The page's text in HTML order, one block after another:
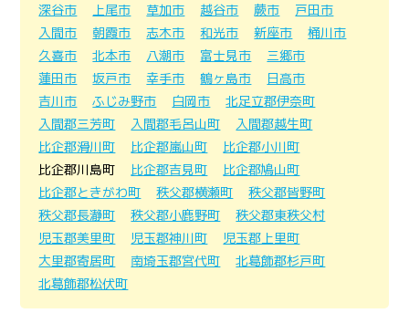
深谷市
上尾市 草加市 越谷市 蕨市
戸田市
入間市
朝霞市 志木市 和光市 新座市
桶川市
久喜市
北本市 八潮市 富士見市
三郷市
蓮田市
坂戸市 幸手市 鶴ヶ島市
日高市
吉川市
ふじみ野市 白岡市
北足立郡伊奈町
入間郡三芳町
入間郡毛呂山町
入間郡越生町
比企郡滑川町
比企郡嵐山町
比企郡小川町
比企郡川島町
比企郡吉見町
比企郡鳩山町
比企郡ときがわ町
秩父郡横瀬町
秩父郡皆野町
秩父郡長瀞町
秩父郡小鹿野町
秩父郡東秩父村
児玉郡美里町
児玉郡神川町
児玉郡上里町
大里郡寄居町
南埼玉郡宮代町
北葛飾郡杉戸町
北葛飾郡松伏町